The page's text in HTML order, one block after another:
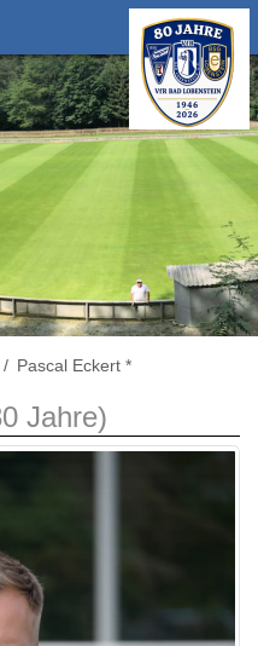
Pascal Eckert *
Jahre)